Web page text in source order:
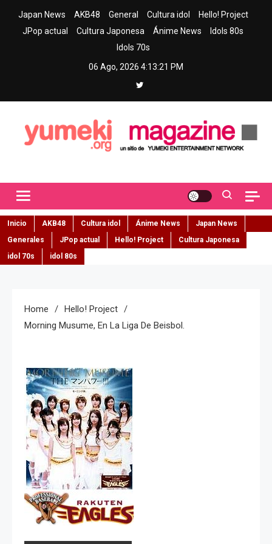
Japan News AKB48 General Cultura idol
Hello! Project
JPop actual
Cultura Japonesa Ánime News
Idols 80s
Idols 70s
06 Ago, 2026 4:13:22 PM
Inicio AKB48 Cultura idol Ánime News
Japan News
Generales
JPop actual Hello! Project
Cultura Japonesa
idol 70s
idol 80s
Home
Hello! Project
Morning Musume, En La Liga De Beisbol.